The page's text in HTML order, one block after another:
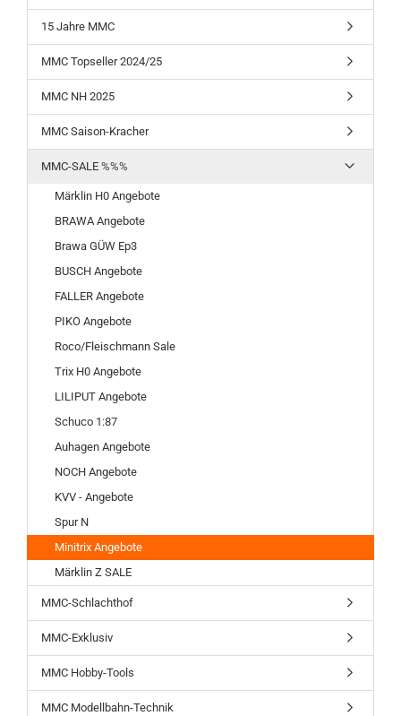
15 Jahre MMC
MMC Topseller 2024/25
MMC NH 2025
MMC Saison-Kracher
MMC-SALE %%%
Märklin H0 Angebote
BRAWA Angebote
Brawa GÜW Ep3
BUSCH Angebote
FALLER Angebote
PIKO Angebote
Roco/Fleischmann Sale
Trix H0 Angebote
LILIPUT Angebote
Schuco 1:87
Auhagen Angebote
NOCH Angebote
KVV - Angebote
Spur N
Minitrix Angebote
Märklin Z SALE
MMC-Schlachthof
MMC-Exklusiv
MMC Hobby-Tools
MMC Modellbahn-Technik